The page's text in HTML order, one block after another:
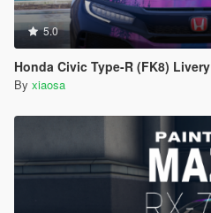
5.0
Honda Civic Type-R (FK8) Livery
By xiaosa